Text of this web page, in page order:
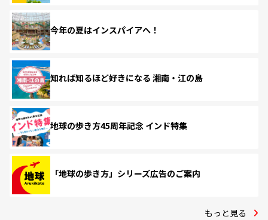
今年の夏はインスパイアへ！
知れば知るほど好きになる 湘南・江の島
地球の歩き方45周年記念 インド特集
「地球の歩き方」シリーズ広告のご案内
もっと見る